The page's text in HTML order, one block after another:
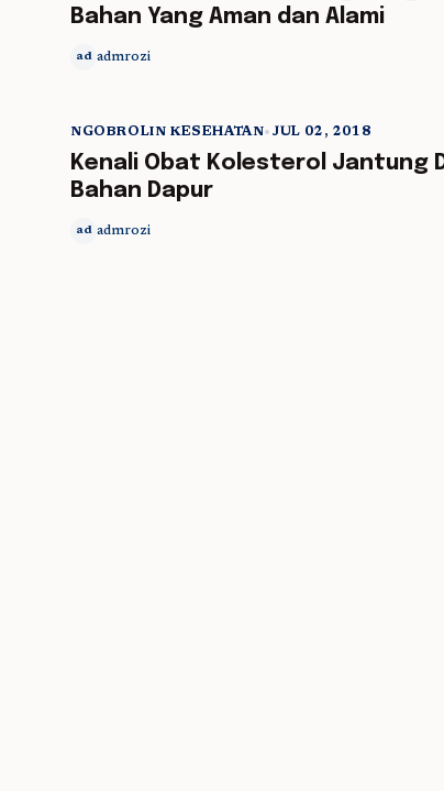
Bahan Yang Aman dan Alami
ad admrozi
5 min
NGOBROLIN KESEHATAN• JUL 02, 2018
Kenali Obat Kolesterol Jantung
Bahan Dapur
ad admrozi